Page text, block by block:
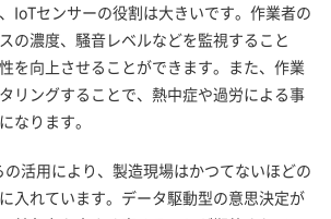
IoTセンサーの役割は大きいです。作業者の
の濃度、騒音レベルなどを監視すること
を向上させることができます。また、作業
リングすることで、熱中症や過労による事
なります。
活用により、製造現場はかつてないほどの
入れています。データ駆動型の意思決定が